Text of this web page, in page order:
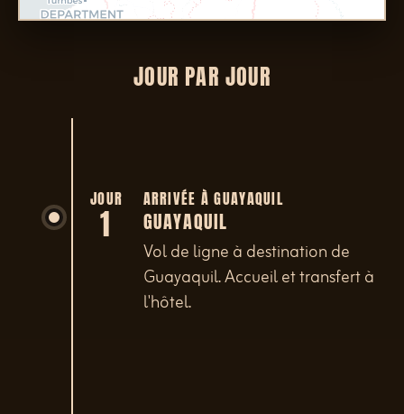
JOUR PAR JOUR
JOUR
1
ARRIVÉE À GUAYAQUIL
GUAYAQUIL
Vol de ligne à destination de
Guayaquil. Accueil et transfert à
l'hôtel.